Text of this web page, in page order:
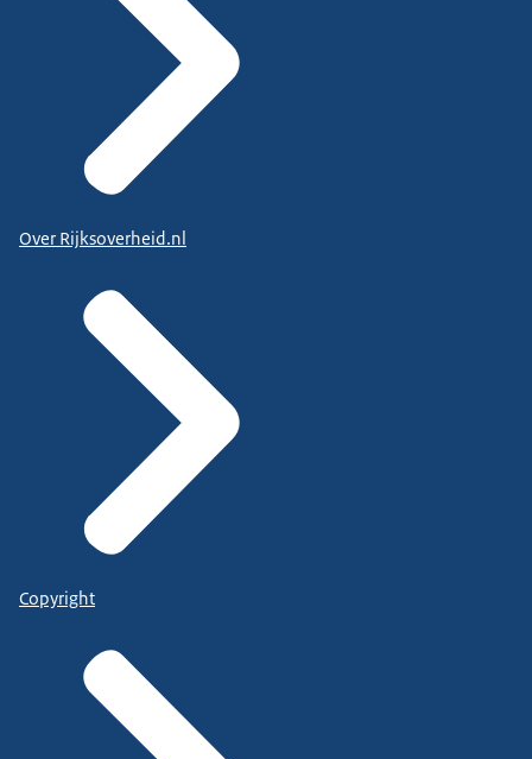
Over Rijksoverheid.nl
Copyright